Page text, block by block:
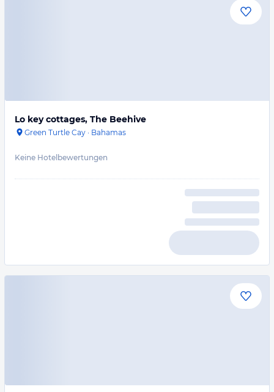
Lo key cottages, The Beehive
Green Turtle Cay · Bahamas
Keine Hotelbewertungen